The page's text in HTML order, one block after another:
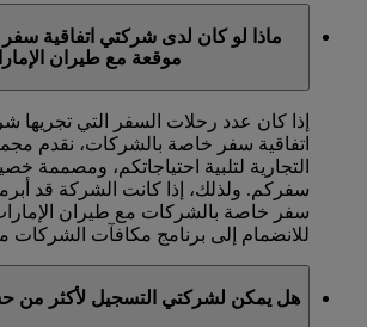
ماذا لو كان لدى شركتي اتفاقية
موقعة مع طيران
إذا كان عدد رحلات السفر التي تجريها
اتفاقية سفر خاصة بالشركات، نقدم
التجارية لتلبية احتياجاتكم، ومصممة
سفركم. ولذلك، إذا كانت الشركة قد
سفر خاصة بالشركات مع طيران
للانضمام إلى برنامج مكافآت الشركات
هل يمكن لشركتي التسجيل لأكثر من